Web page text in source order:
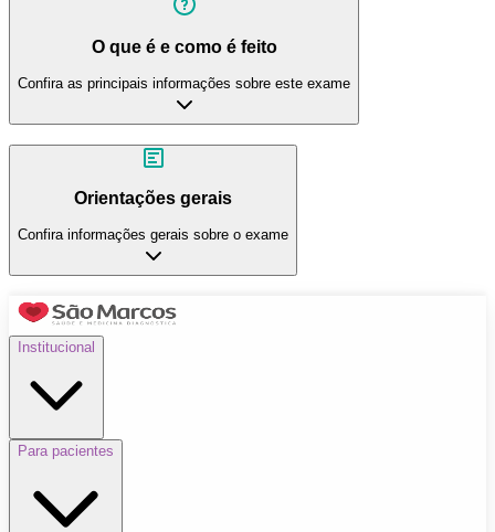
O que é e como é feito
Confira as principais informações sobre este exame
Orientações gerais
Confira informações gerais sobre o exame
Institucional
Para pacientes